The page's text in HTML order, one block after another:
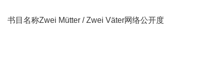
书目名称Zwei Mütter / Zwei Väter网络公开度